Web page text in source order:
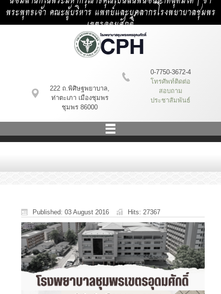
พระพุทธเจ้า คณะผู้บริหาร แพทย์และบุคลากรโรงพยาบาลชุมพร
เขตรอุดมศักดิ์
222 ถ.พิศิษฐพยาบาล,
ท่าตะเภา เมืองชุมพร
ชุมพร 86000
0-7750-3672-4
โทรศัพท์ติดต่อ
สอบถาม
ประชาสัมพันธ์
Published: 03 August 2016 Hits: 27367